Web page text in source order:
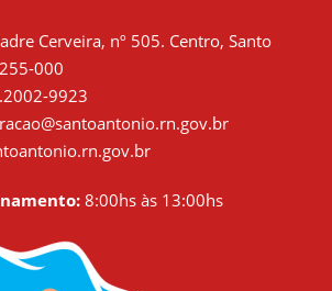
Cerveira, nº 505. Centro, Santo
000
9923
8:00hs às 13:00hs